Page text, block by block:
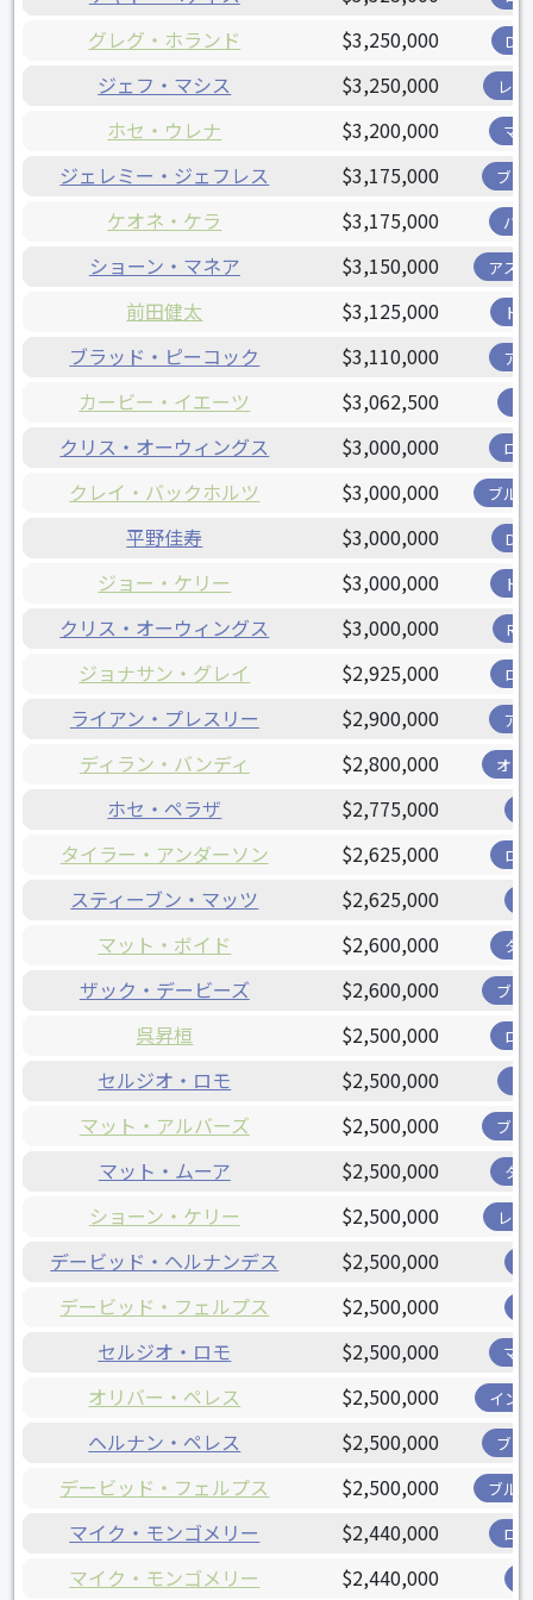
グレグ・ホランド $3,250,000 D
ジェフ・マシス $3,250,000 レ
ホセ・ウレナ $3,200,000 マ
ジェレミー・ジェフレス $3,175,000 ブリ
ケオネ・ケラ $3,175,000 パ
ショーン・マネア $3,150,000 アス
前田健太 $3,125,000 ド
ブラッド・ピーコック $3,110,000 ア
カービー・イエーツ $3,062,500
クリス・オーウィングス $3,000,000 ロ
クレイ・バックホルツ $3,000,000 ブル
平野佳寿 $3,000,000 D
ジョー・ケリー $3,000,000 ド
クリス・オーウィングス $3,000,000 R
ジョナサン・グレイ $2,925,000 ロ
ライアン・プレスリー $2,900,000 ア
ディラン・バンディ $2,800,000 オリ
ホセ・ペラザ $2,775,000
タイラー・アンダーソン $2,625,000 ロ
スティーブン・マッツ $2,625,000
マット・ボイド $2,600,000 タ
ザック・デービーズ $2,600,000 ブリ
呉昇桓 $2,500,000 ロ
セルジオ・ロモ $2,500,000
マット・アルバーズ $2,500,000 ブリ
マット・ムーア $2,500,000 タ
ショーン・ケリー $2,500,000 レ
デービッド・ヘルナンデス $2,500,000
デービッド・フェルプス $2,500,000
セルジオ・ロモ $2,500,000 マ
オリバー・ペレス $2,500,000 イン
ヘルナン・ペレス $2,500,000 ブリ
デービッド・フェルプス $2,500,000 ブル
マイク・モンゴメリー $2,440,000 ロ
マイク・モンゴメリー $2,440,000